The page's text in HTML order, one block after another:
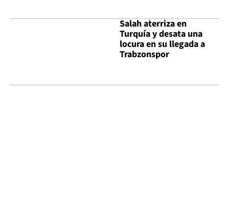
Salah aterriza en
Turquía y desata una
locura en su llegada a
Trabzonspor